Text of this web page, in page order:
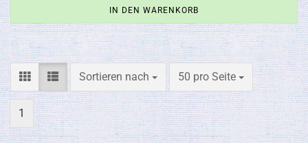
IN DEN WARENKORB
Sortieren nach
Sortieren nach 50 pro Seite
pro Seite
1